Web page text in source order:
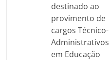
destinado ao
provimento de
cargos Técnico-
Administrativos
em Educação